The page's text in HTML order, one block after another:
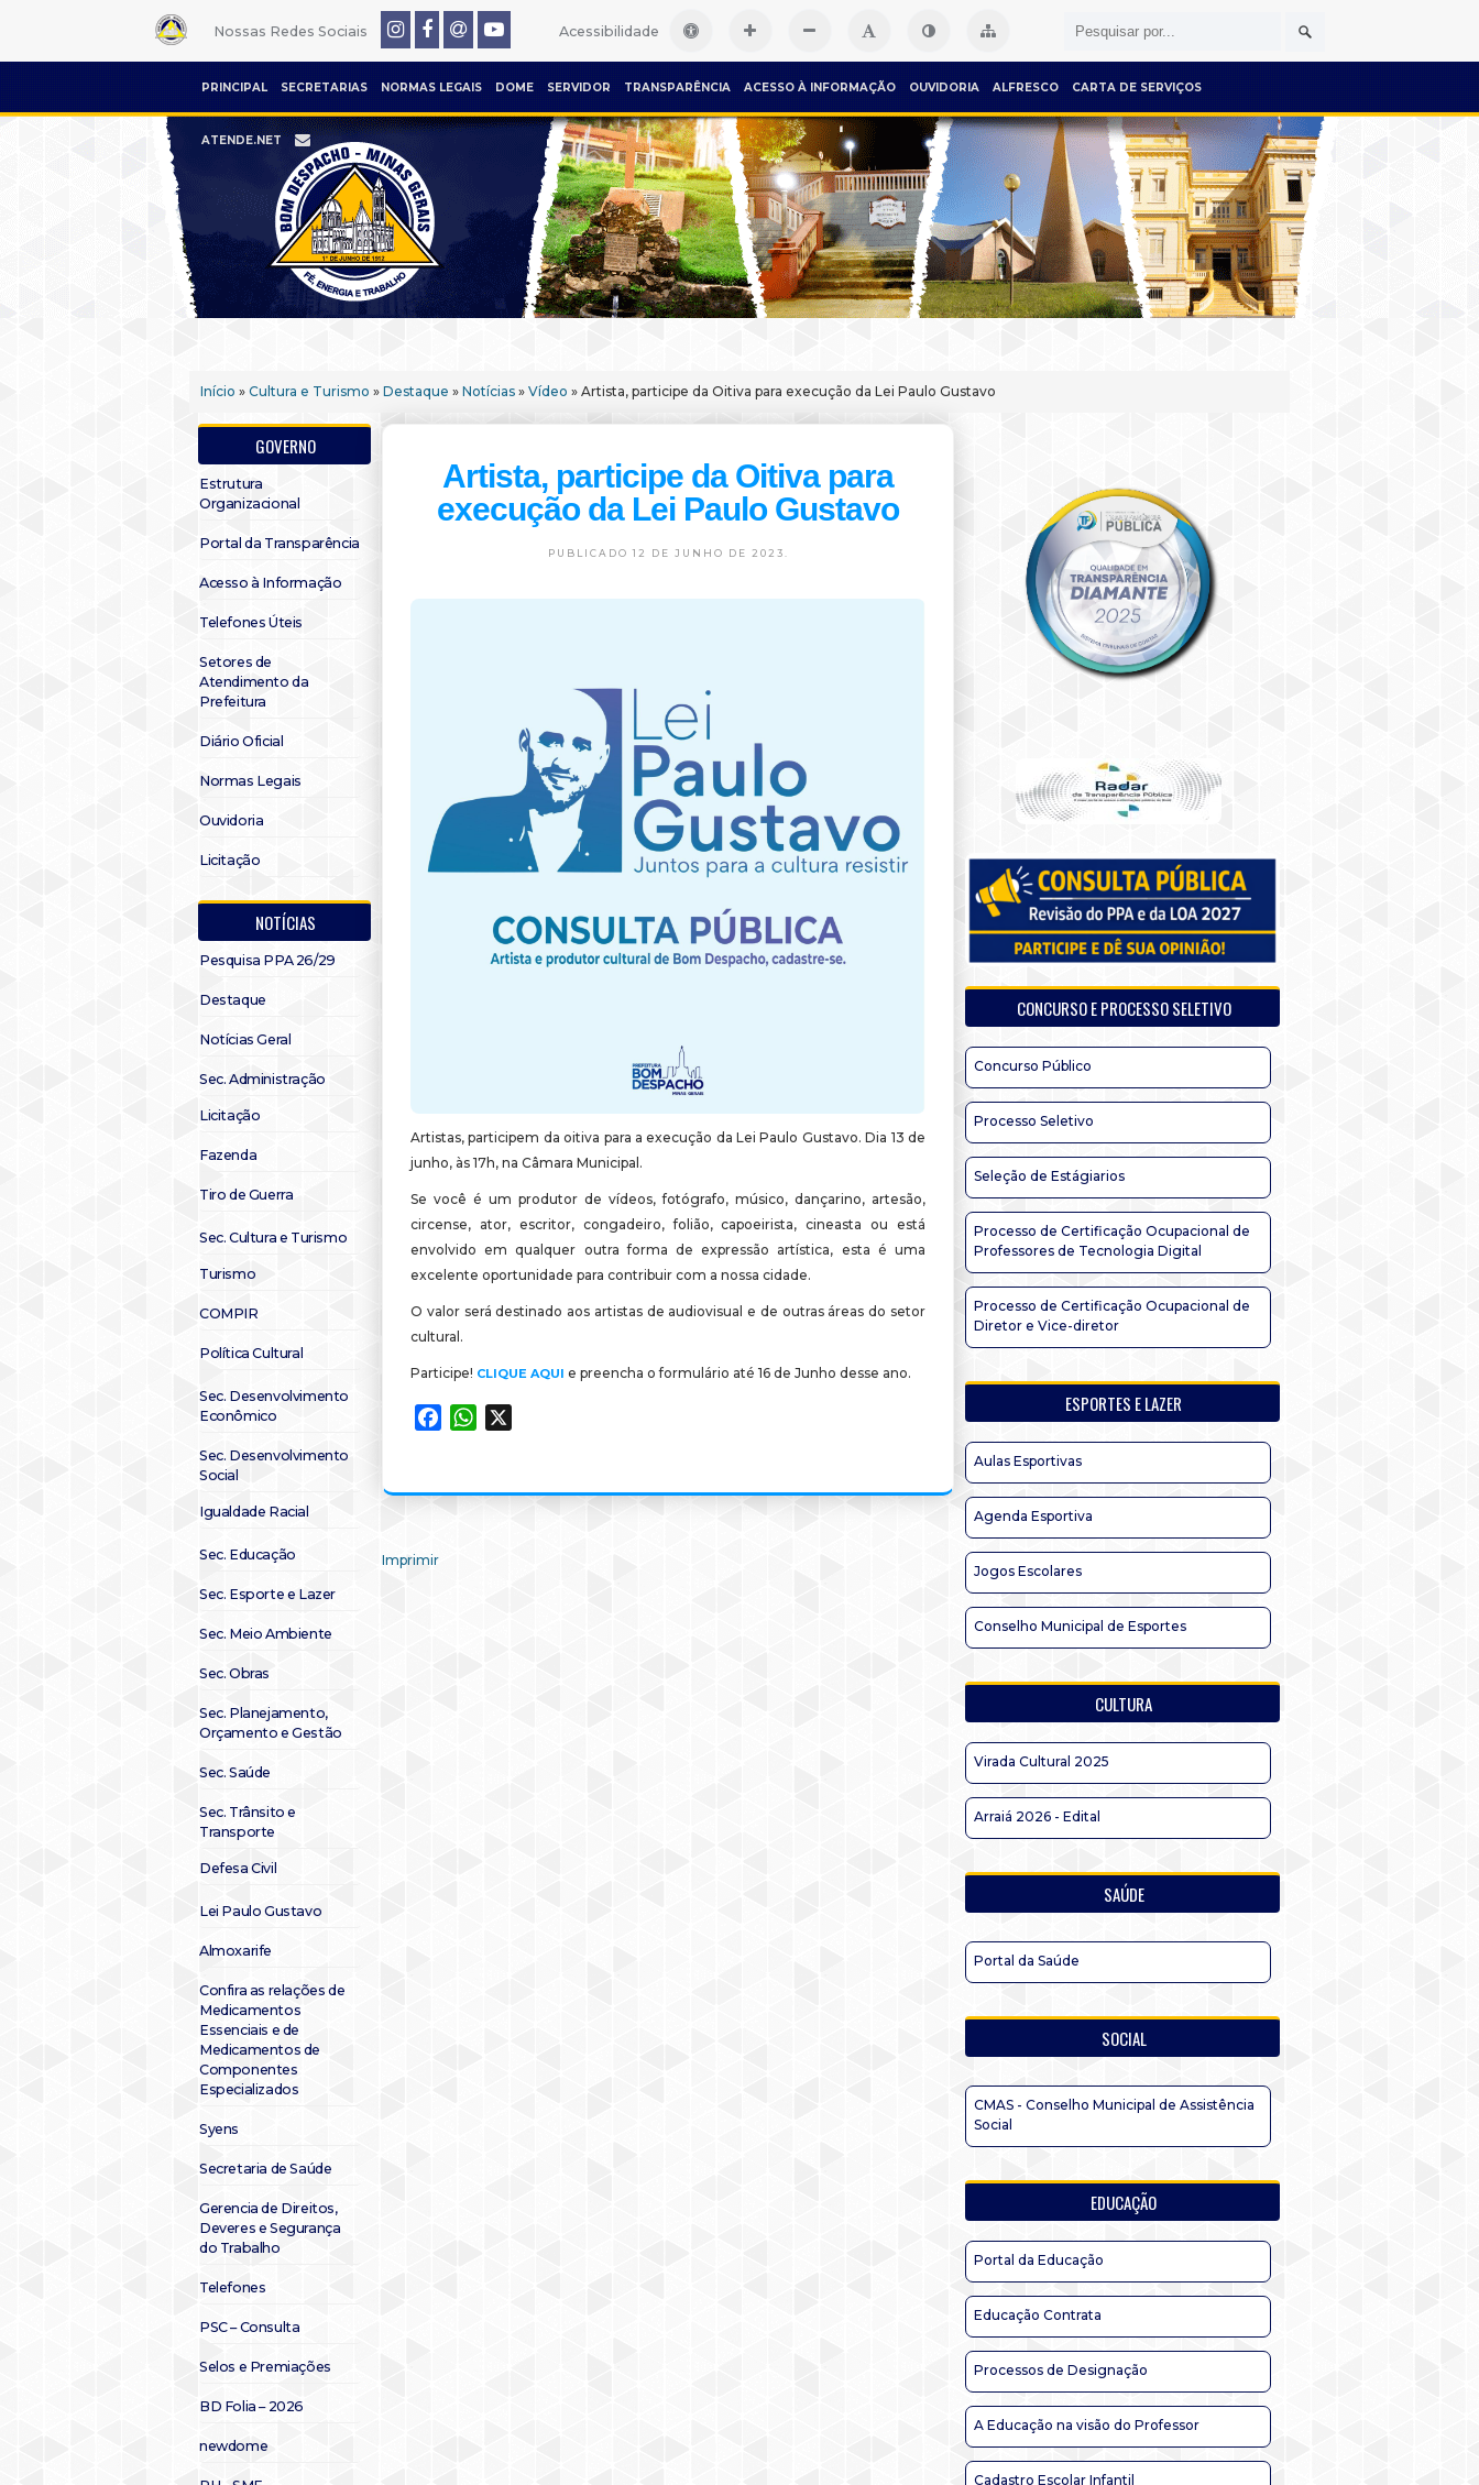
Nossas Redes Sociais Acessibilidade
PRINCIPAL SECRETARIAS NORMAS LEGAIS DOME SERVIDOR TRANSPARÊNCIA ACESSO À INFORMAÇÃO OUVIDORIA ALFRESCO CARTA DE SERVIÇOS
ATENDE.NET
Início » Cultura e Turismo » Destaque » Notícias » Vídeo » Artista, participe da Oitiva para execução da Lei Paulo Gustavo
GOVERNO
Estrutura
Organizacional
Portal da Transparência
Acesso à Informação
Telefones Úteis
Setores de
Atendimento da
Prefeitura
Diário Oficial
Normas Legais
Ouvidoria
Licitação
NOTÍCIAS
Pesquisa PPA 26/29
Destaque
Notícias Geral
Sec. Administração
Licitação
Fazenda
Tiro de Guerra
Sec. Cultura e Turismo
Turismo
COMPIR
Política Cultural
Sec. Desenvolvimento
Econômico
Sec. Desenvolvimento
Social
Igualdade Racial
Sec. Educação
Sec. Esporte e Lazer
Sec. Meio Ambiente
Sec. Obras
Sec. Planejamento,
Orçamento e Gestão
Sec. Saúde
Sec. Trânsito e
Transporte
Defesa Civil
Lei Paulo Gustavo
Almoxarife
Confira as relações de
Medicamentos
Essenciais e de
Medicamentos de
Componentes
Especializados
Syens
Secretaria de Saúde
Gerencia de Direitos,
Deveres e Segurança
do Trabalho
Telefones
PSC – Consulta
Selos e Premiações
BD Folia – 2026
newdome
Artista, participe da Oitiva para
execução da Lei Paulo Gustavo
PUBLICADO 12 DE JUNHO DE 2023.
Artistas, participem da oitiva para a execução da Lei Paulo Gustavo. Dia 13 de
junho, às 17h, na Câmara Municipal.
Se você é um produtor de vídeos, fotógrafo, músico, dançarino, artesão,
circense, ator, escritor, congadeiro, folião, capoeirista, cineasta ou está
envolvido em qualquer outra forma de expressão artística, esta é uma
excelente oportunidade para contribuir com a nossa cidade.
O valor será destinado aos artistas de audiovisual e de outras áreas do setor
cultural.
Participe! CLIQUE AQUI e preencha o formulário até 16 de Junho desse ano.
FacebookWhatsApp
Imprimir
CONCURSO E PROCESSO SELETIVO
Concurso Público
Processo Seletivo
Seleção de Estágiarios
Processo de Certificação Ocupacional de
Professores de Tecnologia Digital
Processo de Certificação Ocupacional de
Diretor e Vice-diretor
ESPORTES E LAZER
Aulas Esportivas
Agenda Esportiva
Jogos Escolares
Conselho Municipal de Esportes
CULTURA
Virada Cultural 2025
Arraiá 2026 - Edital
SAÚDE
Portal da Saúde
SOCIAL
CMAS - Conselho Municipal de Assistência
Social
EDUCAÇÃO
Portal da Educação
Educação Contrata
Processos de Designação
A Educação na visão do Professor
Cadastro Escolar Infantil